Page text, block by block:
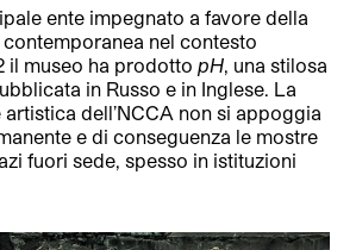
ente impegnato a favore della
contemporanea nel contesto
il museo ha prodottopH, una stilosa
in Russo e in Inglese. La
dell’NCCA non si appoggia
e di conseguenza le mostre
fuori sede, spesso in istituzioni